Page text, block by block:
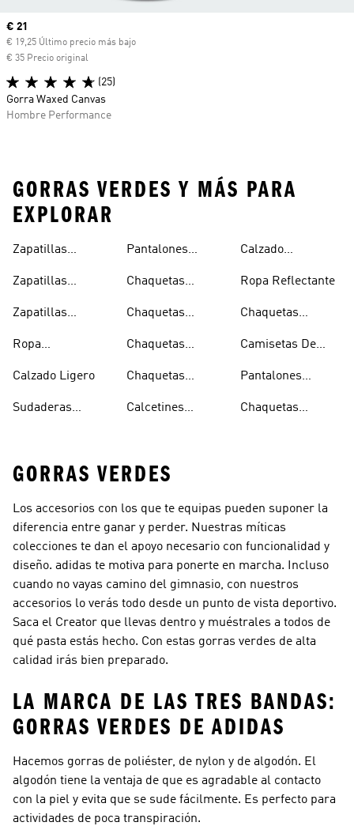
Precio actual
€ 21
€ 19,25 Último precio más bajo
€ 35 Precio original
(25)
Gorra Waxed Canvas
Hombre Performance
GORRAS VERDES Y MÁS PARA
EXPLORAR
Zapatillas
Mujer
Zapatillas
Hombre
Zapatillas
Niños
Ropa
Calzado Ligero
Sudaderas
Capucha
Pantalones
Ligeros
Chaquetas
Chaquetas
Chaquetas
Hombre
Chaquetas
Mujer
Calcetines
Calzado
Ropa Reflectante
Chaquetas
Camisetas De
Pantalones
Chaquetas
GORRAS VERDES
Los accesorios con los que te equipas pueden suponer la
diferencia entre ganar y perder. Nuestras míticas
colecciones te dan el apoyo necesario con funcionalidad y
diseño. adidas te motiva para ponerte en marcha. Incluso
cuando no vayas camino del gimnasio, con nuestros
accesorios lo verás todo desde un punto de vista deportivo.
Saca el Creator que llevas dentro y muéstrales a todos de
qué pasta estás hecho. Con estas gorras verdes de alta
calidad irás bien preparado.
LA MARCA DE LAS TRES BANDAS:
GORRAS VERDES DE ADIDAS
Hacemos gorras de poliéster, de nylon y de algodón. El
algodón tiene la ventaja de que es agradable al contacto
con la piel y evita que se sude fácilmente. Es perfecto para
actividades de poca transpiración.